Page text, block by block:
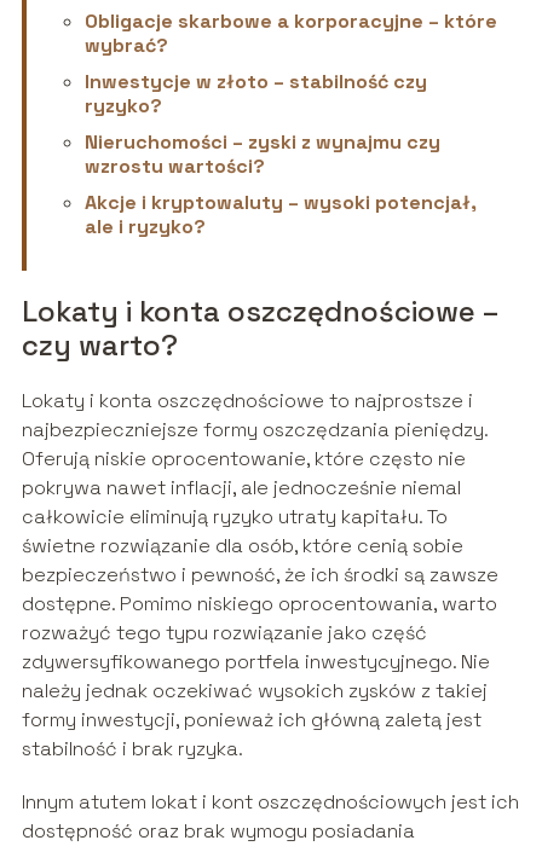
Obligacje skarbowe a korporacyjne – które
wybrać?
Inwestycje w złoto – stabilność czy
ryzyko?
Nieruchomości – zyski z wynajmu czy
wzrostu wartości?
Akcje i kryptowaluty – wysoki potencjał,
ale i ryzyko?
Lokaty i konta oszczędnościowe –
czy warto?
Lokaty i konta oszczędnościowe to najprostsze i
najbezpieczniejsze formy oszczędzania pieniędzy.
Oferują niskie oprocentowanie, które często nie
pokrywa nawet inflacji, ale jednocześnie niemal
całkowicie eliminują ryzyko utraty kapitału. To
świetne rozwiązanie dla osób, które cenią sobie
bezpieczeństwo i pewność, że ich środki są zawsze
dostępne. Pomimo niskiego oprocentowania, warto
rozważyć tego typu rozwiązanie jako część
zdywersyfikowanego portfela inwestycyjnego. Nie
należy jednak oczekiwać wysokich zysków z takiej
formy inwestycji, ponieważ ich główną zaletą jest
stabilność i brak ryzyka.
Innym atutem lokat i kont oszczędnościowych jest ich
dostępność oraz brak wymogu posiadania